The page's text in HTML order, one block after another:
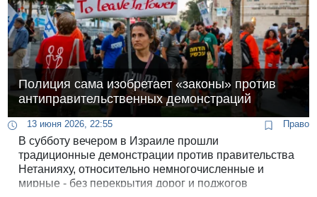
Полиция сама изобретает «законы» против
антиправительственных демонстраций
13 июня 2026, 22:55 Право
В субботу вечером в Израиле прошли
традиционные демонстрации против правительства
Нетанияху, относительно немногочисленные и
мирные - без перекрытия дорог и поджогов